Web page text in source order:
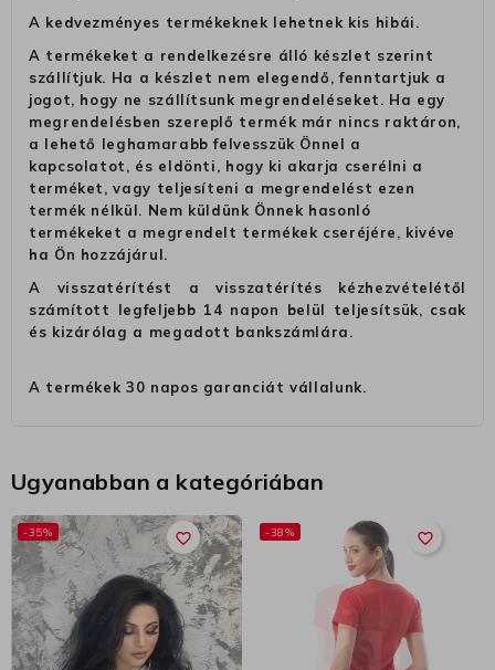
A kedvezményes termékeknek lehetnek kis hibái.
A termékeket a rendelkezésre álló készlet szerint
szállítjuk. Ha a készlet nem elegendő, fenntartjuk a
jogot, hogy ne szállítsunk megrendeléseket. Ha egy
megrendelésben szereplő termék már nincs raktáron,
a lehető leghamarabb felvesszük Önnel a
kapcsolatot, és eldönti, hogy ki akarja cserélni a
terméket, vagy teljesíteni a megrendelést ezen
termék nélkül. Nem küldünk Önnek hasonló
termékeket a megrendelt termékek cseréjére, kivéve
ha Ön hozzájárul.
A visszatérítést a visszatérítés kézhezvételétől
számított legfeljebb 14 napon belül teljesítsük, csak
és kizárólag a megadott bankszámlára.
A termékek 30 napos garanciát vállalunk.
Ugyanabban a kategóriában
favorite_border
-35% favorite_border
-38%